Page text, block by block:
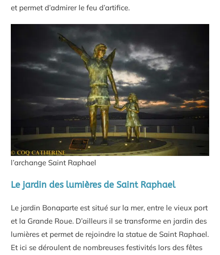
et permet d’admirer le feu d’artifice.
l’archange Saint Raphael
Le jardin des lumières de Saint Raphael
Le jardin Bonaparte est situé sur la mer, entre le vieux port
et la Grande Roue. D’ailleurs il se transforme en jardin des
lumières et permet de rejoindre la statue de Saint Raphael.
Et ici se déroulent de nombreuses festivités lors des fêtes